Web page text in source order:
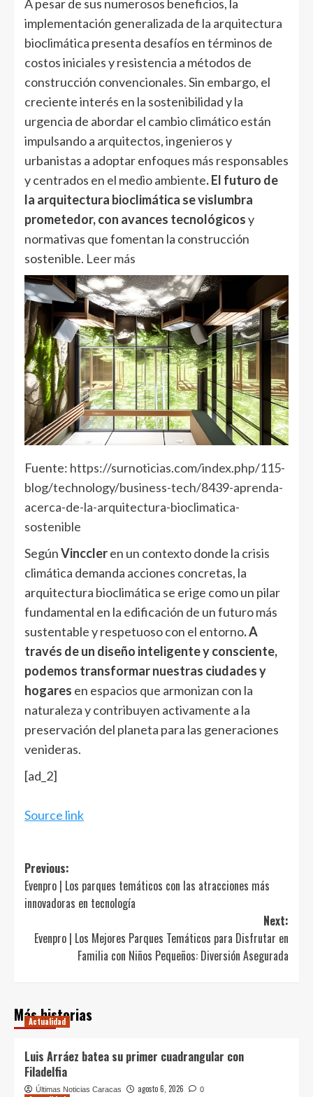
A pesar de sus numerosos beneficios, la
implementación generalizada de la arquitectura
bioclimática presenta desafíos en términos de
costos iniciales y resistencia a métodos de
construcción convencionales. Sin embargo, el
creciente interés en la sostenibilidad y la
urgencia de abordar el cambio climático están
impulsando a arquitectos, ingenieros y
urbanistas a adoptar enfoques más responsables
y centrados en el medio ambiente. El futuro de
la arquitectura bioclimática se vislumbra
prometedor, con avances tecnológicosy
normativas que fomentan la construcción
sostenible. Leer más
Fuente: https://surnoticias.com/index.php/115-
blog/technology/business-tech/8439-aprenda-
acerca-de-la-arquitectura-bioclimatica-
sostenible
SegúnVinccleren un contexto donde la crisis
climática demanda acciones concretas, la
arquitectura bioclimática se erige como un pilar
fundamental en la edificación de un futuro más
sustentable y respetuoso con el entorno. A
través de un diseño inteligente y consciente,
podemos transformar nuestras ciudades y
hogares en espacios que armonizan con la
naturaleza y contribuyen activamente a la
preservación del planeta para las generaciones
venideras.
[ad_2]
Source link
Post
navigation
Previous:
Evenpro | Los parques temáticos con las atracciones más
innovadoras en tecnología
Next:
Evenpro | Los Mejores Parques Temáticos para Disfrutar en
Familia con Niños Pequeños: Diversión Asegurada
Más historias
Actualidad
Luis Arráez batea su primer cuadrangular con
Filadelfia
Últimas Noticias Caracas agosto 6, 2026 0